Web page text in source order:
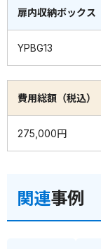
扉内収納ボックス
YPBG13
費用総額（税込）
275,000円
関連事例